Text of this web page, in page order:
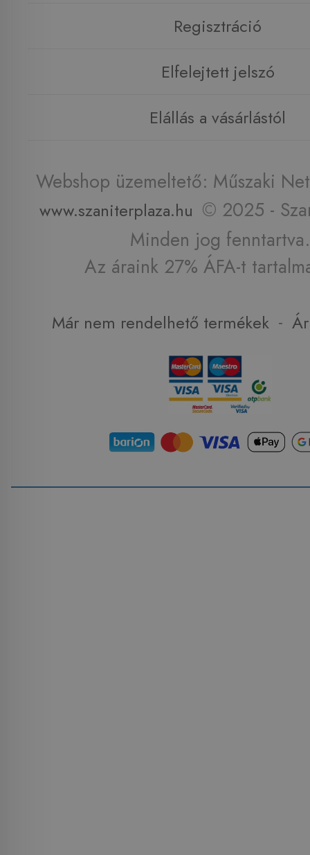
Regisztráció
Elfelejtett jelszó
Elállás a vásárlástól
Webshop üzemeltető: Műszaki
www.szaniterplaza.hu © 2025 -
Minden jog fenntartva.
Az áraink 27% ÁFA-t
Már nem rendelhető termékek -